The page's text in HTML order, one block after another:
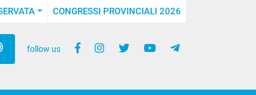
CONGRESSI PROVINCIALI 2026
follow us